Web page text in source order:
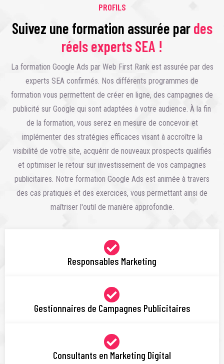
PROFILS
Suivez une formation assurée pardes
réels experts SEA !
La formation Google Ads par Web First Rank est assurée par des
experts SEA confirmés. Nos différents programmes de
formation vous permettent de créer en ligne, des campagnes de
publicité sur Google qui sont adaptées à votre audience. À la fin
de la formation, vous serez en mesure de concevoir et
implémenter des stratégies efficaces visant à accroître la
visibilité de votre site, acquérir de nouveaux prospects qualifiés
et optimiser le retour sur investissement de vos campagnes
publicitaires. Notre formation Google Ads est animée à travers
des cas pratiques et des exercices, vous permettant ainsi de
maîtriser l'outil de manière approfondie.
Responsables Marketing
Gestionnaires de Campagnes Publicitaires
Consultants en Marketing Digital